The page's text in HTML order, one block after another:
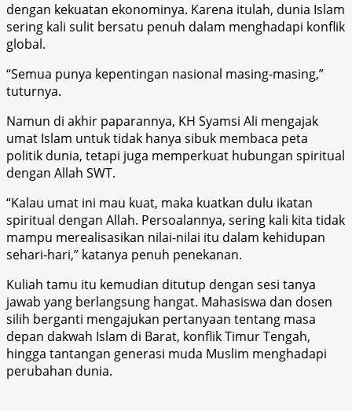
dengan kekuatan ekonominya. Karena itulah, dunia Islam
sering kali sulit bersatu penuh dalam menghadapi konflik
global.
“Semua punya kepentingan nasional masing-masing,”
tuturnya.
Namun di akhir paparannya, KH Syamsi Ali mengajak
umat Islam untuk tidak hanya sibuk membaca peta
politik dunia, tetapi juga memperkuat hubungan spiritual
dengan Allah SWT.
“Kalau umat ini mau kuat, maka kuatkan dulu ikatan
spiritual dengan Allah. Persoalannya, sering kali kita tidak
mampu merealisasikan nilai-nilai itu dalam kehidupan
sehari-hari,” katanya penuh penekanan.
Kuliah tamu itu kemudian ditutup dengan sesi tanya
jawab yang berlangsung hangat. Mahasiswa dan dosen
silih berganti mengajukan pertanyaan tentang masa
depan dakwah Islam di Barat, konflik Timur Tengah,
hingga tantangan generasi muda Muslim menghadapi
perubahan dunia.